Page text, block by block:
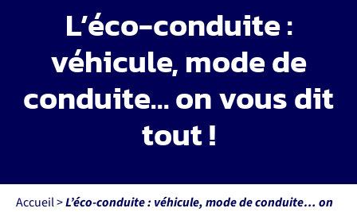
Formation Code
Nos permis
Permis mobilité réduite
Financements
L’éco-conduite :
véhicule, mode de
conduite… on vous dit
tout !
Accueil>L’éco-conduite : véhicule, mode de conduite… on